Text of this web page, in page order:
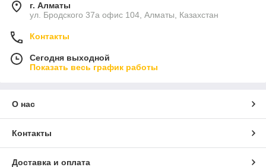
г. Алматы
ул. Бродского 37а офис 104, Алматы, Казахстан
Контакты
Сегодня выходной
Показать весь график работы
О нас
Контакты
Доставка и оплата